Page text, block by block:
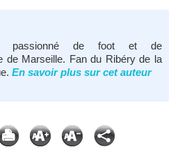
passionné de foot et de
de Marseille. Fan du Ribéry de la
En savoir plus sur cet auteur